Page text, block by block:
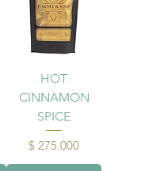
HOT
CINNAMON
SPICE
Precio
$ 275.000